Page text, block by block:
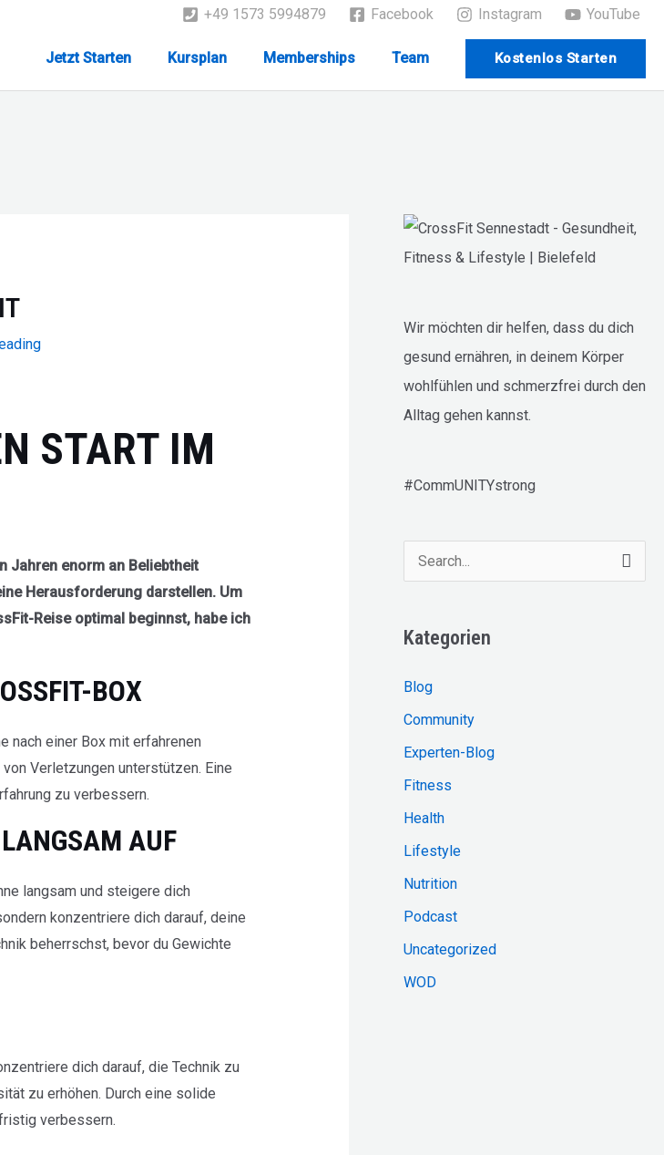
+49 1573 5994879 Facebook Instagram YouTube
Jetzt Starten Kursplan Memberships Team Kostenlos Starten
START IM
Jahren enorm an Beliebtheit
Herausforderung darstellen. Um
Reise optimal beginnst, habe ich
BOX
nach einer Box mit erfahrenen
Verletzungen unterstützen. Eine
zu verbessern.
AUF
langsam und steigere dich
konzentriere dich darauf, deine
beherrschst, bevor du Gewichte
dich darauf, die Technik zu
zu erhöhen. Durch eine solide
verbessern.
Wir möchten dir helfen, dass du dich
gesund ernähren, in deinem Körper
wohlfühlen und schmerzfrei durch den
Alltag gehen kannst.
#CommUNITYstrong
u
h
n
a
c
h
:
Kategorien
Blog
Community
Experten-Blog
Fitness
Health
Lifestyle
Nutrition
Podcast
Uncategorized
WOD